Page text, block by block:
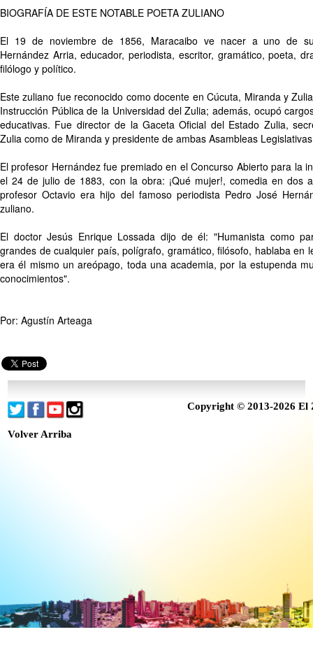
BIOGRAFÍA DE ESTE NOTABLE POETA ZULIANO
El 19 de noviembre de 1856, Maracaibo ve nacer a uno de
Hernández Arria, educador, periodista, escritor, gramático, poeta,
filólogo y político.
Este zuliano fue reconocido como docente en Cúcuta, Miranda y
Instrucción Pública de la Universidad del Zulia; además, ocupó
educativas. Fue director de la Gaceta Oficial del Estado Zulia,
Zulia como de Miranda y presidente de ambas Asambleas
El profesor Hernández fue premiado en el Concurso Abierto para la
el 24 de julio de 1883, con la obra: ¡Qué mujer!, comedia en dos
profesor Octavio era hijo del famoso periodista Pedro José
zuliano.
El doctor Jesús Enrique Lossada dijo de él: "Humanista como
grandes de cualquier país, polígrafo, gramático, filósofo, hablaba en
era él mismo un areópago, toda una academia, por la estupenda
conocimientos".
Por: Agustín Arteaga
Copyright © 2013-2026 El
Volver Arriba